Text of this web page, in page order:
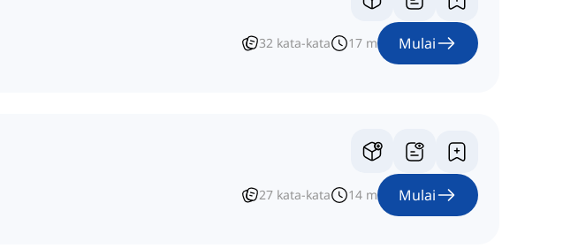
32 kata-kata 17 m Mulai
27 kata-kata 14 m Mulai